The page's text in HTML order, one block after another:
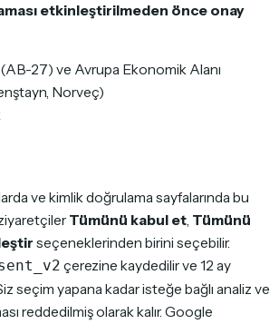
etkinleştirilmeden önce onay
27) ve Avrupa Ekonomik Alanı
Norveç)
ve kimlik doğrulama sayfalarında bu
Tümünü kabul et, Tümünü
seçeneklerinden birini seçebilir.
çerezine kaydedilir ve 12 ay
seçim yapana kadar isteğe bağlı analiz ve
reddedilmiş olarak kalır. Google